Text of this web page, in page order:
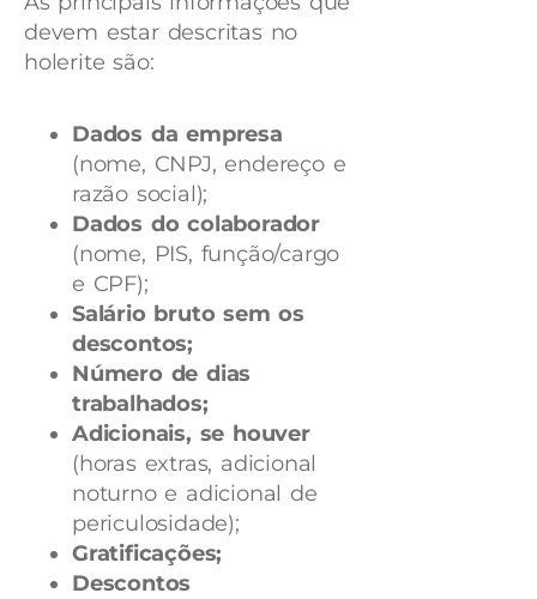
devem estar descritas no
holerite são:
Dados da empresa
(nome, CNPJ, endereço e
razão social);
Dados do colaborador
(nome, PIS, função/cargo
e CPF);
Salário bruto sem os
descontos;
Número de dias
trabalhados;
Adicionais, se houver
(horas extras, adicional
noturno e adicional de
periculosidade);
Gratificações;
Descontos